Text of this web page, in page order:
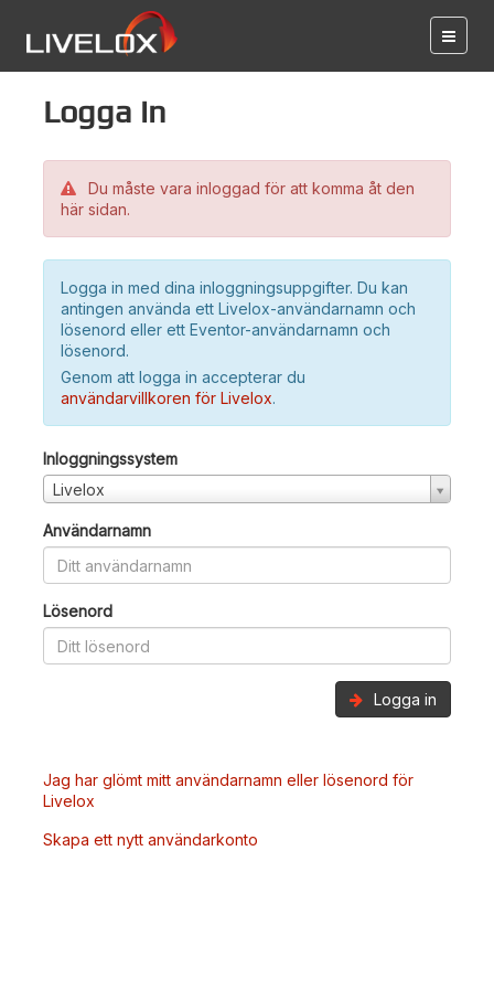
Logga in
Du måste vara inloggad för att komma åt den
här sidan.
Logga in med dina inloggningsuppgifter. Du kan
antingen använda ett Livelox-användarnamn och
lösenord eller ett Eventor-användarnamn och
lösenord.
Genom att logga in accepterar du
användarvillkoren för Livelox.
Inloggningssystem
Livelox
Användarnamn
Lösenord
Logga in
Jag har glömt mitt användarnamn eller lösenord för
Livelox
Skapa ett nytt användarkonto